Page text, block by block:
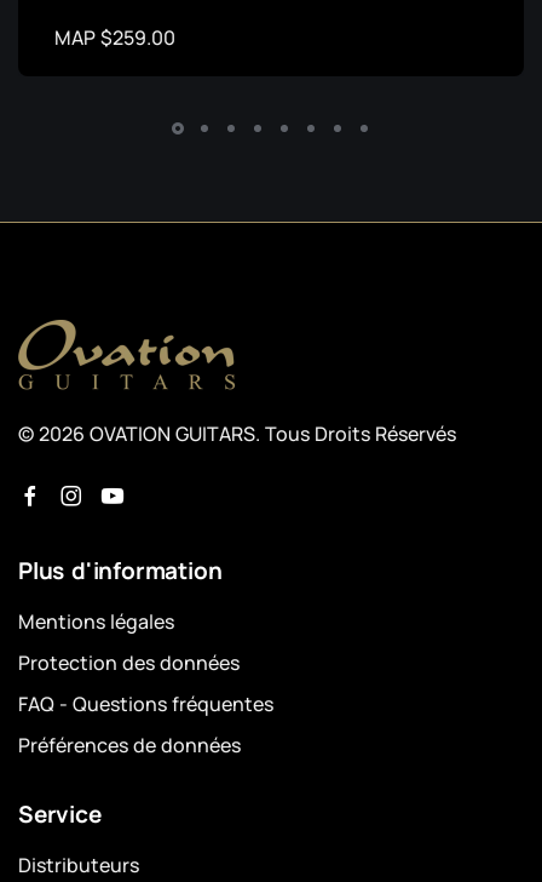
MAP $259.00
© 2026 OVATION GUITARS. Tous Droits Réservés
Plus d'information
Mentions légales
Protection des données
FAQ - Questions fréquentes
Préférences de données
Service
Distributeurs